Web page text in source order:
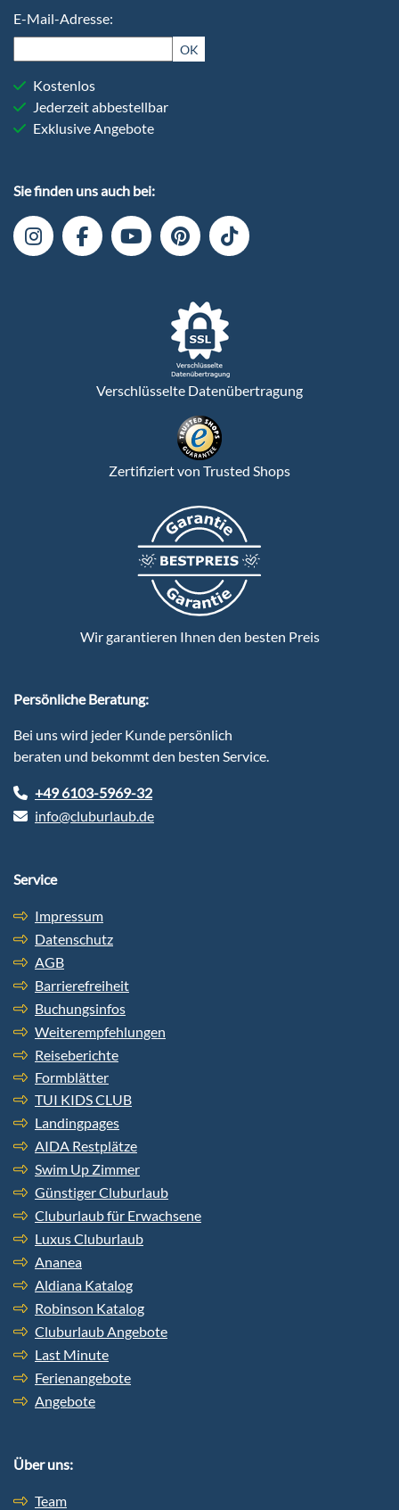
Sie finden uns auch bei:
Verschlüsselte Datenübertragung
Zertifiziert von Trusted Shops
Wir garantieren Ihnen den besten Preis
E-Mail-Adresse:
OK
Kostenlos
Jederzeit abbestellbar
Exklusive Angebote
Persönliche Beratung:
Bei uns wird jeder Kunde persönlich
beraten und bekommt den besten Service.
+49 6103-5969-32
info@cluburlaub.de
Service
Impressum
Datenschutz
AGB
Barrierefreiheit
Buchungsinfos
Weiterempfehlungen
Reiseberichte
Formblätter
TUI KIDS CLUB
Landingpages
AIDA Restplätze
Swim Up Zimmer
Günstiger Cluburlaub
Cluburlaub für Erwachsene
Luxus Cluburlaub
Ananea
Aldiana Katalog
Robinson Katalog
Cluburlaub Angebote
Last Minute
Ferienangebote
Angebote
Über uns:
Team